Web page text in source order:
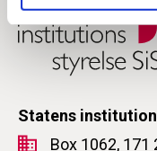
Statens
Box 1062, 171